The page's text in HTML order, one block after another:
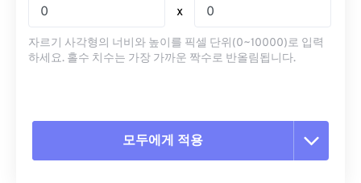
x
자르기 사각형의 너비와 높이를 픽셀 단위(0~10000)로 입력
하세요. 홀수 치수는 가장 가까운 짝수로 반올림됩니다.
모두에게 적용